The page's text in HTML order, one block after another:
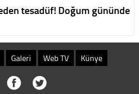
tesadüf! Doğum gününde
Galeri Web TV Künye